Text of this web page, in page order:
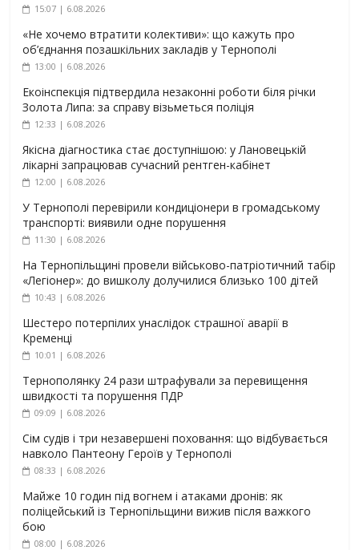
15:07 | 6.08.2026
«Не хочемо втратити колективи»: що кажуть про
об’єднання позашкільних закладів у Тернополі
13:00 | 6.08.2026
Екоінспекція підтвердила незаконні роботи біля річки
Золота Липа: за справу візьметься поліція
12:33 | 6.08.2026
Якісна діагностика стає доступнішою: у Лановецькій
лікарні запрацював сучасний рентген-кабінет
12:00 | 6.08.2026
У Тернополі перевірили кондиціонери в громадському
транспорті: виявили одне порушення
11:30 | 6.08.2026
На Тернопільщині провели військово-патріотичний табір
«Легіонер»: до вишколу долучилися близько 100 дітей
10:43 | 6.08.2026
Шестеро потерпілих унаслідок страшної аварії в
Кременці
10:01 | 6.08.2026
Тернополянку 24 рази штрафували за перевищення
швидкості та порушення ПДР
09:09 | 6.08.2026
Сім судів і три незавершені поховання: що відбувається
навколо Пантеону Героїв у Тернополі
08:33 | 6.08.2026
Майже 10 годин під вогнем і атаками дронів: як
поліцейський із Тернопільщини вижив після важкого
бою
08:00 | 6.08.2026